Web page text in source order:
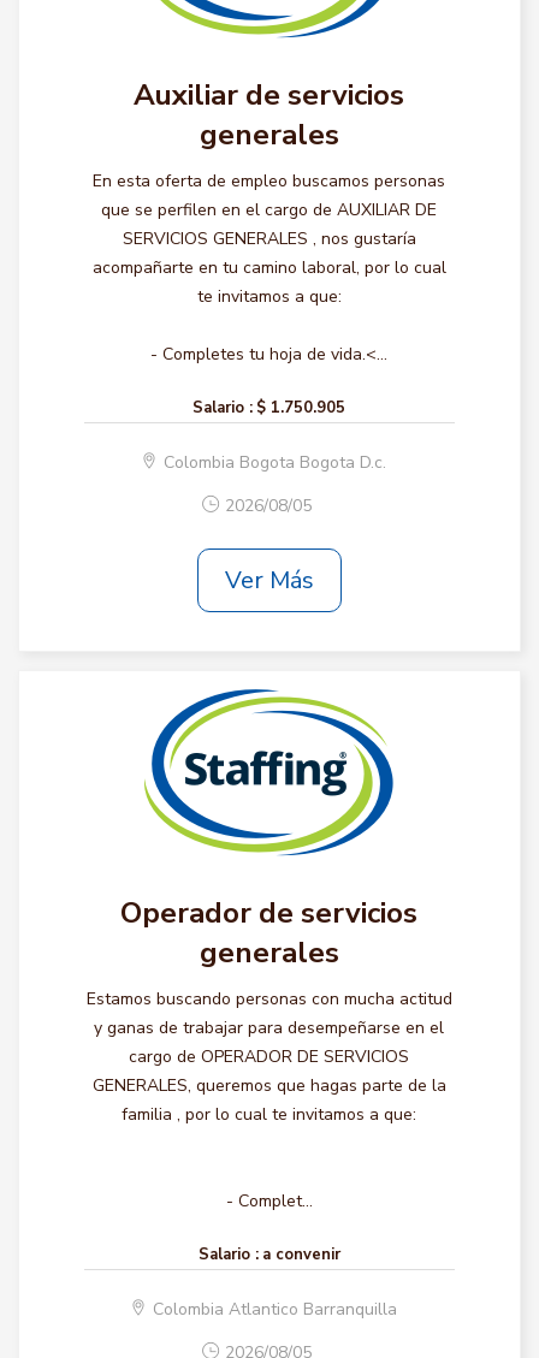
Auxiliar de servicios
generales
En esta oferta de empleo buscamos personas
que se perfilen en el cargo de AUXILIAR DE
SERVICIOS GENERALES , nos gustaría
acompañarte en tu camino laboral, por lo cual
te invitamos a que:
- Completes tu hoja de vida.<...
Salario : $ 1.750.905
Colombia Bogota Bogota D.c.
2026/08/05
Ver Más
Operador de servicios
generales
Estamos buscando personas con mucha actitud
y ganas de trabajar para desempeñarse en el
cargo de OPERADOR DE SERVICIOS
GENERALES, queremos que hagas parte de la
familia , por lo cual te invitamos a que:
- Complet...
Salario : a convenir
Colombia Atlantico Barranquilla
2026/08/05